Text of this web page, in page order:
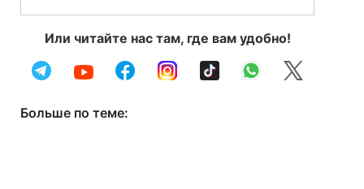
Или читайте нас там, где вам удобно!
Больше по теме: